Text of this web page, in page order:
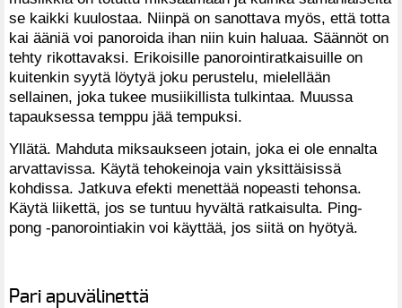
se kaikki kuulostaa. Niinpä on sanottava myös, että totta
kai ääniä voi panoroida ihan niin kuin haluaa. Säännöt on
tehty rikottavaksi. Erikoisille panorointiratkaisuille on
kuitenkin syytä löytyä joku perustelu, mielellään
sellainen, joka tukee musiikillista tulkintaa. Muussa
tapauksessa temppu jää tempuksi.
Yllätä. Mahduta miksaukseen jotain, joka ei ole ennalta
arvattavissa. Käytä tehokeinoja vain yksittäisissä
kohdissa. Jatkuva efekti menettää nopeasti tehonsa.
Käytä liikettä, jos se tuntuu hyvältä ratkaisulta. Ping-
pong -panorointiakin voi käyttää, jos siitä on hyötyä.
Pari apuvälinettä